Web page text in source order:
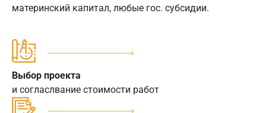
материнский капитал, любые гос. субсидии.
Выбор проекта
и согласлвание стоимости работ